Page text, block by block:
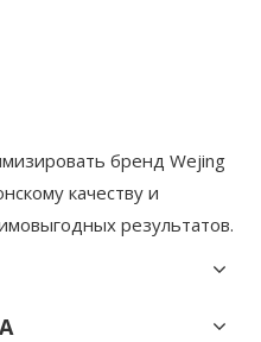
бренд Wejing
качеству и
результатов.